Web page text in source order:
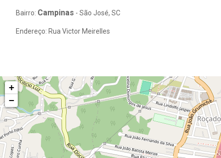
Bairro: Campinas - São José, SC
Endereço: Rua Victor Meirelles
+
−